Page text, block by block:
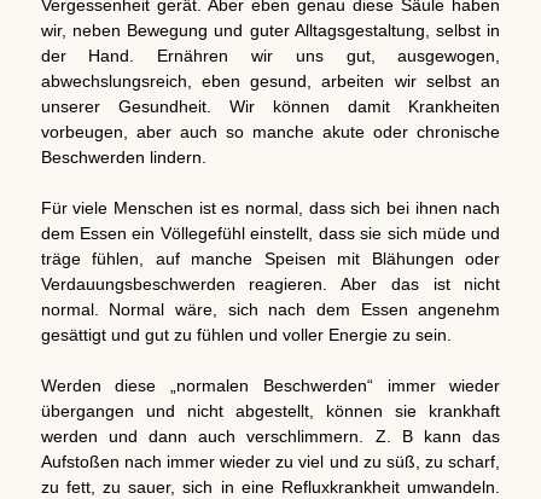
Vergessenheit gerät. Aber eben genau diese Säule haben
wir, neben Bewegung und guter Alltagsgestaltung, selbst in
der Hand. Ernähren wir uns gut, ausgewogen,
abwechslungsreich, eben gesund, arbeiten wir selbst an
unserer Gesundheit. Wir können damit Krankheiten
vorbeugen, aber auch so manche akute oder chronische
Beschwerden lindern.
Für viele Menschen ist es normal, dass sich bei ihnen nach
dem Essen ein Völlegefühl einstellt, dass sie sich müde und
träge fühlen, auf manche Speisen mit Blähungen oder
Verdauungsbeschwerden reagieren. Aber das ist nicht
normal. Normal wäre, sich nach dem Essen angenehm
gesättigt und gut zu fühlen und voller Energie zu sein.
Werden diese „normalen Beschwerden“ immer wieder
übergangen und nicht abgestellt, können sie krankhaft
werden und dann auch verschlimmern. Z. B kann das
Aufstoßen nach immer wieder zu viel und zu süß, zu scharf,
zu fett, zu sauer, sich in eine Refluxkrankheit umwandeln.